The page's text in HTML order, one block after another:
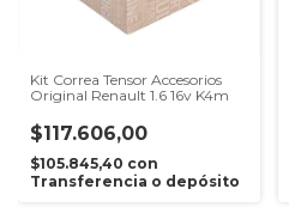
Kit Correa Tensor Accesorios
Original Renault 1.6 16v K4m
$117.606,00
$105.845,40 con
Transferencia o depósito